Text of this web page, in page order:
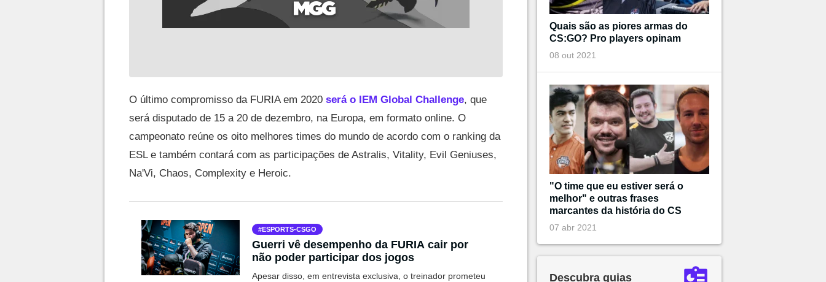
O último compromisso da FURIA em 2020 será o IEM Global Challenge, que
será disputado de 15 a 20 de dezembro, na Europa, em formato online. O
campeonato reúne os oito melhores times do mundo de acordo com o ranking da
ESL e também contará com as participações de Astralis, Vitality, Evil Geniuses,
Na'Vi, Chaos, Complexity e Heroic.
ESPORTS-CSGO
Guerri vê desempenho da FURIA cair por
não poder participar dos jogos
Apesar disso, em entrevista exclusiva, o treinador prometeu
Quais são as piores armas do
CS:GO? Pro players opinam
08 out 2021
"O time que eu estiver será o
melhor" e outras frases
marcantes da história do CS
07 abr 2021
Descubra guias